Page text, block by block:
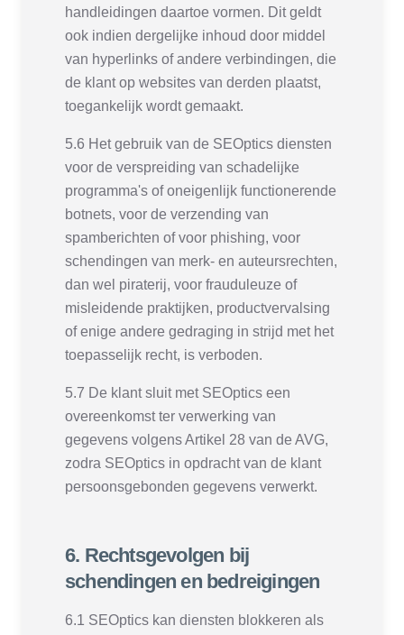
handleidingen daartoe vormen. Dit geldt
ook indien dergelijke inhoud door middel
van hyperlinks of andere verbindingen, die
de klant op websites van derden plaatst,
toegankelijk wordt gemaakt.
5.6 Het gebruik van de SEOptics diensten
voor de verspreiding van schadelijke
programma's of oneigenlijk functionerende
botnets, voor de verzending van
spamberichten of voor phishing, voor
schendingen van merk- en auteursrechten,
dan wel piraterij, voor frauduleuze of
misleidende praktijken, productvervalsing
of enige andere gedraging in strijd met het
toepasselijk recht, is verboden.
5.7 De klant sluit met SEOptics een
overeenkomst ter verwerking van
gegevens volgens Artikel 28 van de AVG,
zodra SEOptics in opdracht van de klant
persoonsgebonden gegevens verwerkt.
6. Rechtsgevolgen bij
schendingen en bedreigingen
6.1 SEOptics kan diensten blokkeren als